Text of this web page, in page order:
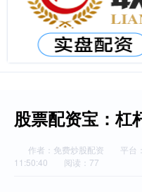
股票配资宝：杠
作者：免费炒股配资 平台
11:50:40
阅读：77